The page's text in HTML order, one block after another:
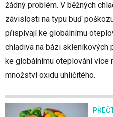
žádný problém. V běžných
závislosti na typu buď
přispívají ke globálnímu
chladiva na bázi skleníkových
ke globálnímu oteplování
množství oxidu uhličitého.